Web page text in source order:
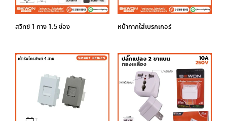
สวิทซ์ 1 ทาง 1.5 ช่อง หน้ากากใส่เบรกเกอร์